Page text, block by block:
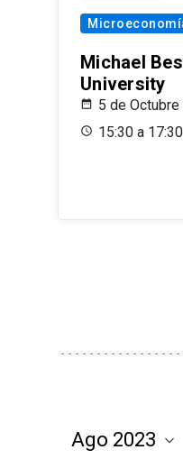
Michael
University
5 de
15:30 a 17:30